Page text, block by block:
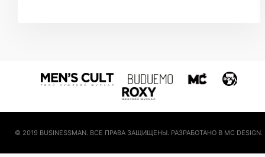
© 2019 BUSINESSMAN. ВСЕ ПРАВА ЗАЩИЩЕНЫ. РАЗРАБОТАНО В MC DESIGN.